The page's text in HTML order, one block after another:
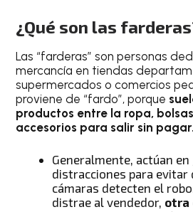
¿Qué son las
Las “farderas” son personas
mercancía en tiendas
supermercados o comercios
proviene de “fardo”, porque
productos entre la ropa,
accesorios para salir sin pagar.
Generalmente, actúan
distracciones para evitar
cámaras detecten el
distrae al vendedor, otra